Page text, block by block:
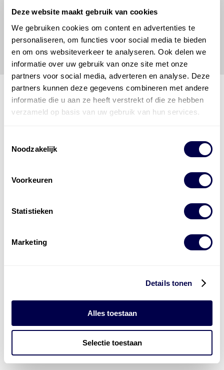
Deze website maakt gebruik van cookies
We gebruiken cookies om content en advertenties te
personaliseren, om functies voor social media te bieden
en om ons websiteverkeer te analyseren. Ook delen we
informatie over uw gebruik van onze site met onze
partners voor social media, adverteren en analyse. Deze
partners kunnen deze gegevens combineren met andere
informatie die u aan ze heeft verstrekt of die ze hebben
verzameld op basis van uw gebruik van hun services.
Noodzakelijk
Voorkeuren
Statistieken
Marketing
Details tonen
Alles toestaan
Selectie toestaan
vrijwaart en indemniseert de uitgever en
veroorzaakt door een onjuiste interpretatie of een
onjuist gebruik van de gepubliceerde gegevens.
Den Hartog Energies
laad- en accu oplossingen